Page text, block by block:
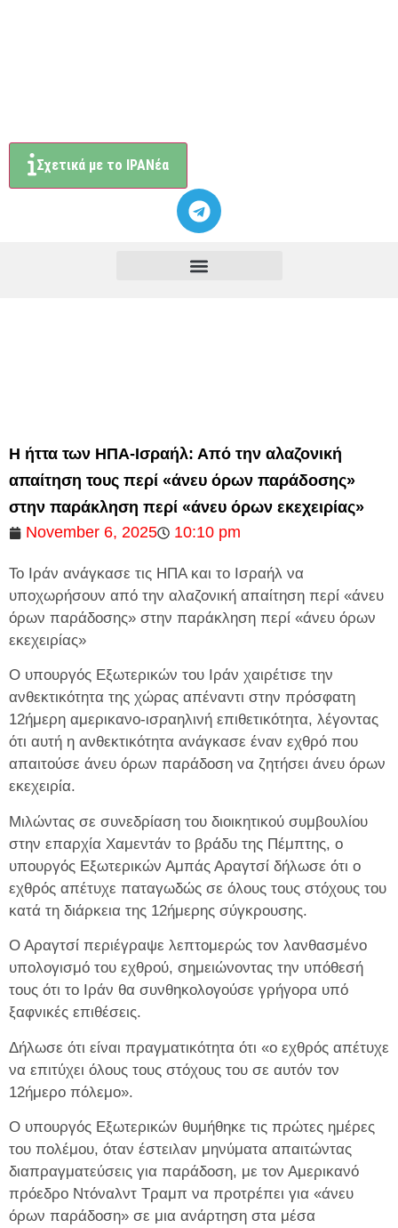
Σχετικά με το ΙΡΑΝέα
Η ήττα των ΗΠΑ-Ισραήλ: Από την αλαζονική
απαίτηση τους περί «άνευ όρων παράδοσης»
στην παράκληση περί «άνευ όρων εκεχειρίας»
November 6, 2025
10:10 pm
Το Ιράν ανάγκασε τις ΗΠΑ και το Ισραήλ να
υποχωρήσουν από την αλαζονική απαίτηση περί «άνευ
όρων παράδοσης» στην παράκληση περί «άνευ όρων
εκεχειρίας»
Ο υπουργός Εξωτερικών του Ιράν χαιρέτισε την
ανθεκτικότητα της χώρας απέναντι στην πρόσφατη
12ήμερη αμερικανο-ισραηλινή επιθετικότητα, λέγοντας
ότι αυτή η ανθεκτικότητα ανάγκασε έναν εχθρό που
απαιτούσε άνευ όρων παράδοση να ζητήσει άνευ όρων
εκεχειρία.
Μιλώντας σε συνεδρίαση του διοικητικού συμβουλίου
στην επαρχία Χαμεντάν το βράδυ της Πέμπτης, ο
υπουργός Εξωτερικών Αμπάς Αραγτσί δήλωσε ότι ο
εχθρός απέτυχε παταγωδώς σε όλους τους στόχους του
κατά τη διάρκεια της 12ήμερης σύγκρουσης.
Ο Αραγτσί περιέγραψε λεπτομερώς τον λανθασμένο
υπολογισμό του εχθρού, σημειώνοντας την υπόθεσή
τους ότι το Ιράν θα συνθηκολογούσε γρήγορα υπό
ξαφνικές επιθέσεις.
Δήλωσε ότι είναι πραγματικότητα ότι «ο εχθρός απέτυχε
να επιτύχει όλους τους στόχους του σε αυτόν τον
12ήμερο πόλεμο».
Ο υπουργός Εξωτερικών θυμήθηκε τις πρώτες ημέρες
του πολέμου, όταν έστειλαν μηνύματα απαιτώντας
διαπραγματεύσεις για παράδοση, με τον Αμερικανό
πρόεδρο Ντόναλντ Τραμπ να προτρέπει για «άνευ
όρων παράδοση» σε μια ανάρτηση στα μέσα